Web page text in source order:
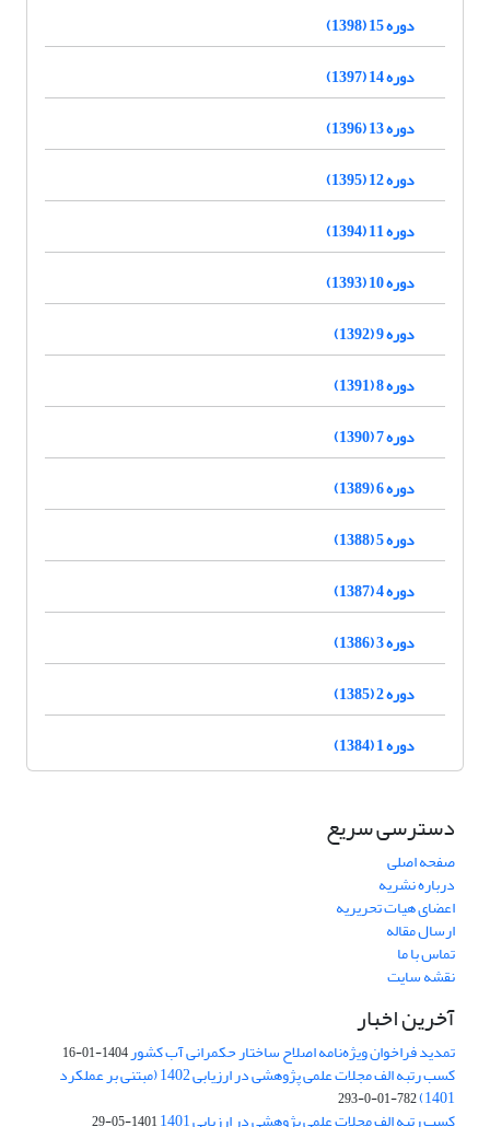
دوره 15 (1398)
دوره 14 (1397)
دوره 13 (1396)
دوره 12 (1395)
دوره 11 (1394)
دوره 10 (1393)
دوره 9 (1392)
دوره 8 (1391)
دوره 7 (1390)
دوره 6 (1389)
دوره 5 (1388)
دوره 4 (1387)
دوره 3 (1386)
دوره 2 (1385)
دوره 1 (1384)
دسترسی سریع
صفحه اصلی
درباره نشریه
اعضای هیات تحریریه
ارسال مقاله
تماس با ما
نقشه سایت
آخرین اخبار
تمدید فراخوان ویژه‌نامه اصلاح ساختار حکمرانی آب کشور1404-01-16
کسب رتبه الف مجلات علمی پژوهشی در ارزیابی 1402 (مبتنی بر عملکرد
1401)
782-01-0-293
کسب رتبه الف مجلات علمی پژوهشی در ارزیابی 1401 1401-05-29